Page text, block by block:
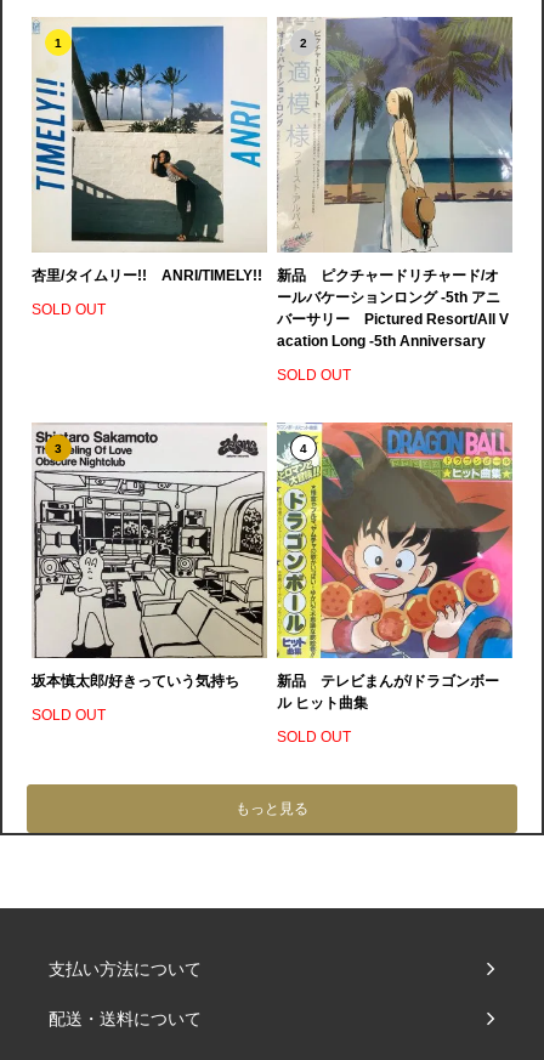
1
杏里/タイムリー!! ANRI/TIMELY!!
SOLD OUT
2
新品 ピクチャードリチャード/オ
ールバケーションロング -5th アニ
バーサリー Pictured Resort/All V
acation Long -5th Anniversary
SOLD OUT
3
坂本慎太郎/好きっていう気持ち
SOLD OUT
4
新品 テレビまんが/ドラゴンボー
ル ヒット曲集
SOLD OUT
もっと見る
支払い方法について
配送・送料について